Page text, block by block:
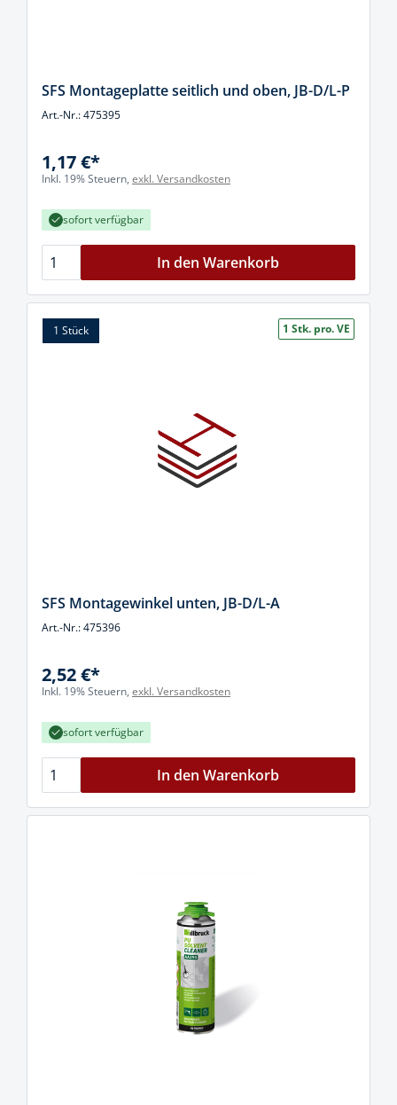
SFS Montageplatte seitlich und oben, JB-D/L-P
Art.-Nr.: 475395
1,17 €*
Inkl. 19% Steuern, exkl. Versandkosten
sofort verfügbar
In den Warenkorb
1 Stück 1 Stk. pro. VE
SFS Montagewinkel unten, JB-D/L-A
Art.-Nr.: 475396
2,52 €*
Inkl. 19% Steuern, exkl. Versandkosten
sofort verfügbar
In den Warenkorb